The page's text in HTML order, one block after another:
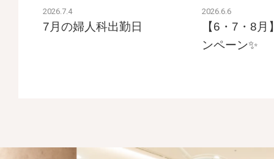
2026.7.4
7月の婦人科出勤日
2026.6.6
【6・7・8
ンペーン✨